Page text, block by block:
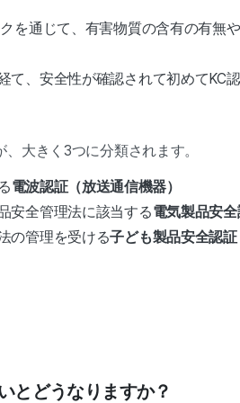
を通じて、有害物質の含有の有無
て、安全性が確認されて初めてKC
大きく3つに分類されます。
電波認証（放送通信機器）
安全管理法に該当する電気製品安
の管理を受ける子ども製品安全認証
とどうなりますか？